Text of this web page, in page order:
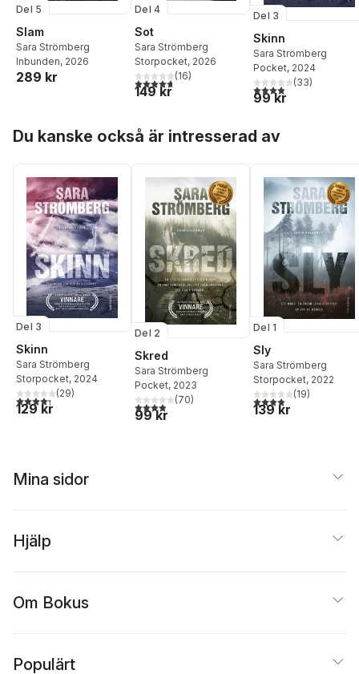
Del 5
Slam
Sara Strömberg
Inbunden, 2026
289 kr
Del 4
Sot
Sara Strömberg
Storpocket, 2026
4,7utav 5 stjärnor. Totalt antal röster:
(16)
149 kr
Del 3
Skinn
Sara Strömberg
Pocket, 2024
3,9utav 5 stjärnor.
(33)
99 kr
Du kanske också är intresserad av
Del 3
Skinn
Sara Strömberg
Storpocket, 2024
4,3utav 5 stjärnor. Totalt antal röster:
(29)
129 kr
Del 2
Skred
Sara Strömberg
Pocket, 2023
3,9utav 5 stjärnor. Totalt antal röster:
(70)
99 kr
Del 1
Sly
Sara Strömberg
Storpocket, 2022
3,9utav 5 stjärnor.
(19)
139 kr
Mina sidor
Hjälp
Om Bokus
Populärt